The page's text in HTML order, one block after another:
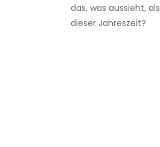
das, was aussieht,
dieser Jahreszeit?